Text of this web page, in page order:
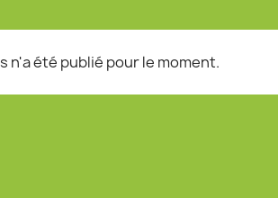
n'a été publié pour le moment.